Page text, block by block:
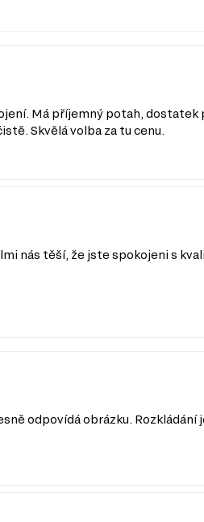
Má příjemný potah,
Skvělá volba za tu cenu.
nás těší, že jste spokojeni s
odpovídá obrázku.